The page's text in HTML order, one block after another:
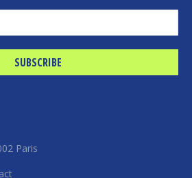
Paris